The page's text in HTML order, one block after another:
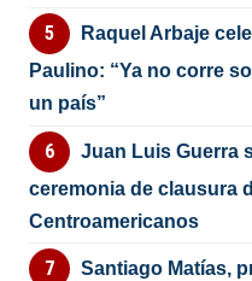
Raquel Arbaje
Paulino: “Ya no corre
un país”
Juan Luis Guerra
ceremonia de clausura
Centroamericanos
Santiago Matías,